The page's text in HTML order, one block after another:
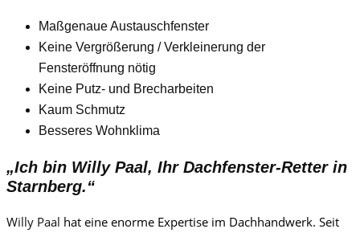
Maßgenaue Austauschfenster
Keine Vergrößerung / Verkleinerung der
Fensteröffnung nötig
Keine Putz- und Brecharbeiten
Kaum Schmutz
Besseres Wohnklima
„Ich bin Willy Paal, Ihr Dachfenster-Retter in
Starnberg.“
Willy Paal hat eine enorme Expertise im Dachhandwerk. Seit